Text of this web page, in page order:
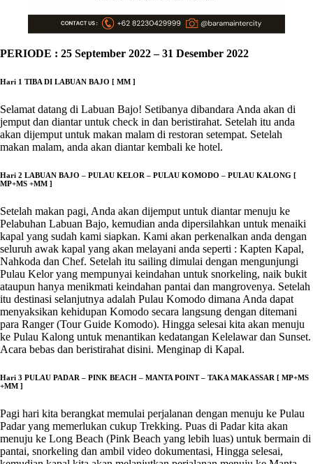
PERIODE : 25 September 2022 – 31 Desember 2022
Hari 1 TIBA DI LABUAN BAJO [ MM ]
Selamat datang di Labuan Bajo! Setibanya dibandara Anda akan di
jemput dan diantar untuk check in dan beristirahat. Setelah itu anda
akan dijemput untuk makan malam di restoran setempat. Setelah
makan malam, anda akan diantar kembali ke hotel.
Hari 2 LABUAN BAJO – PULAU KELOR – PULAU KOMODO – PULAU KALONG [
MP+MS +MM ]
Setelah makan pagi, Anda akan dijemput untuk diantar menuju ke
Pelabuhan Labuan Bajo, kemudian anda dipersilahkan untuk menaiki
kapal yang sudah kami siapkan. Kami akan perkenalkan anda dengan
seluruh awak kapal yang akan melayani anda seperti : Kapten Kapal,
Nahkoda dan Chef. Setelah itu sailing dimulai dengan mengunjungi
Pulau Kelor yang mempunyai keindahan untuk snorkeling, naik bukit
ataupun hanya menikmati keindahan pantai dan mangrovenya. Setelah
itu destinasi selanjutnya adalah Pulau Komodo dimana Anda dapat
menyaksikan kehidupan Komodo secara langsung dengan ditemani
para Ranger (Tour Guide Komodo). Hingga selesai kita akan menuju
ke Pulau Kalong untuk menantikan kedatangan Kelelawar dan Sunset.
Acara bebas dan beristirahat disini. Menginap di Kapal.
Hari 3 PULAU PADAR – PINK BEACH – MANTA POINT – TAKA MAKASSAR [ MP+MS
+MM ]
Pagi hari kita berangkat memulai perjalanan dengan menuju ke Pulau
Padar yang memerlukan cukup Trekking. Puas di Padar kita akan
menuju ke Long Beach (Pink Beach yang lebih luas) untuk bermain di
pantai, snorkeling dan ambil video dokumentasi, Hingga selesai,